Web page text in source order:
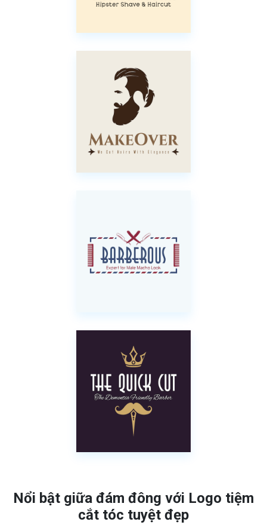
Nổi bật giữa đám đông với Logo tiệm
cắt tóc tuyệt đẹp